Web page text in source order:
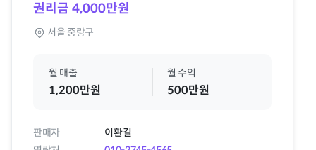
권리금 4,000만원
서울 중랑구
월 매출
1,200만원
월 수익
500만원
판매자
이환길